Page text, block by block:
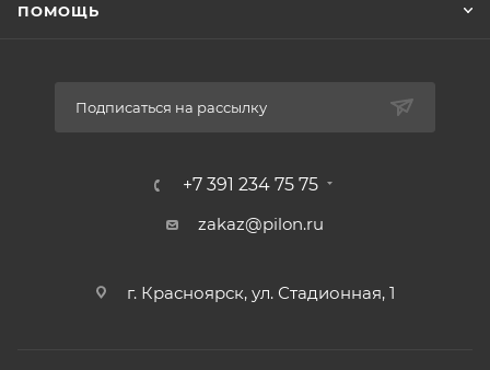
ПОМОЩЬ
Подписаться на рассылку
+7 391 234 75 75
zakaz@pilon.ru
г. Красноярск, ул. Стадионная, 1